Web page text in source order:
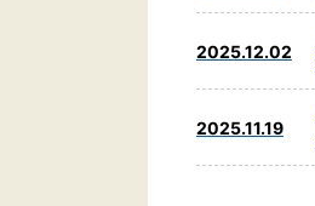
2025.12.02
2025.11.19